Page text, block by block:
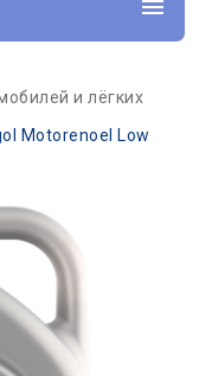
и лёгких
Motorenoel Low